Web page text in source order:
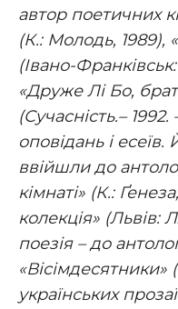
автор поетичних
(К.: Молодь, 1989),
(Івано-
«Друже Лі Бо,
(Сучасність.– 1992.
оповідань і
ввійшли до
кімнаті» (К.:
колекція» (Львів:
поезія – до
українських